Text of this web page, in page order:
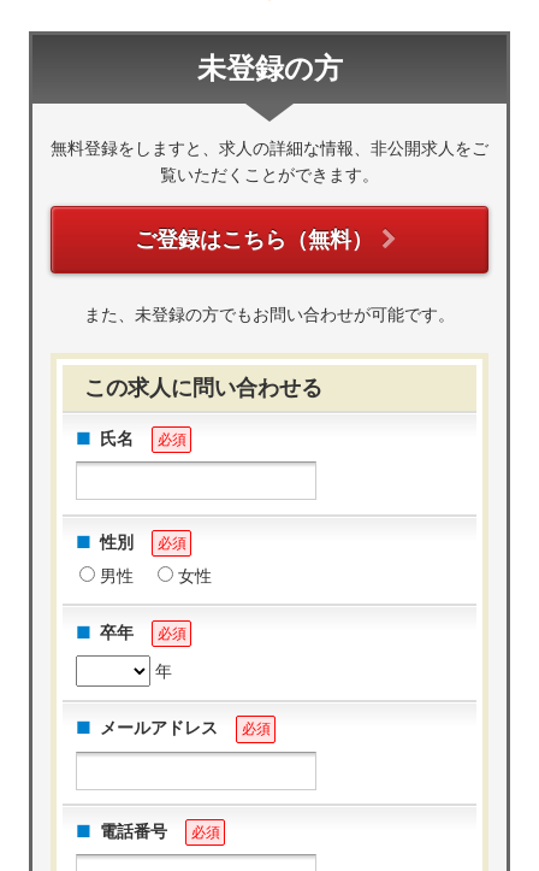
未登録の方
無料登録をしますと、求人の詳細な情報、非公開求人をご
覧いただくことができます。
ご登録はこちら（無料）
また、未登録の方でもお問い合わせが可能です。
この求人に問い合わせる
氏名 必須
性別 必須
男性 女性
卒年 必須
年
メールアドレス 必須
電話番号 必須